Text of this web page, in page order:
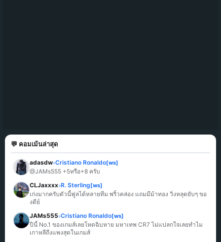
💬 คอมเม้นล่าสุด
adasdw»Cristiano Ronaldo[ws]
@JAMs555 +5หรือ+8 ครับ
CLJaxxxx»R. Sterling[ws]
เก่งมากครับตัวนี้ฟูลได้หลายทีม พริ้วคล่อง แถมมีม้าทอง วิ่งหลุดยับๆ ขอ
งดีย์
JAMs555»Cristiano Ronaldo[ws]
ปีนี้ No.1 ของเกมส์เลยโหดฉิบหาย มหาเทพ CR7 ไม่แปลกใจเลยทำไม
เกาหลีถึงแพงสุดในเกมส์